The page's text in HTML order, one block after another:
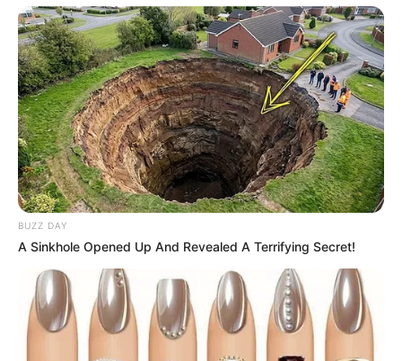
BUZZ DAY
A Sinkhole Opened Up And Revealed A Terrifying Secret!